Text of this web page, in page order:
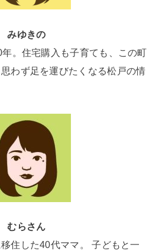
みゆきの
。住宅購入も子育ても、この町
わず足を運びたくなる松戸の情
むらさん
住した40代ママ。 子どもと一